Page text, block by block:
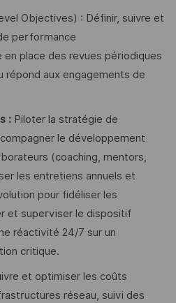
Objectives) : Définir, suivre et
performance
place des revues périodiques
répond aux engagements de
: Piloter la stratégie de
le développement
(coaching, mentors,
les entretiens annuels et
pour fidéliser les
et superviser le dispositif
réactivité 24/7 sur un
critique.
et optimiser les coûts
réseau, suivi des